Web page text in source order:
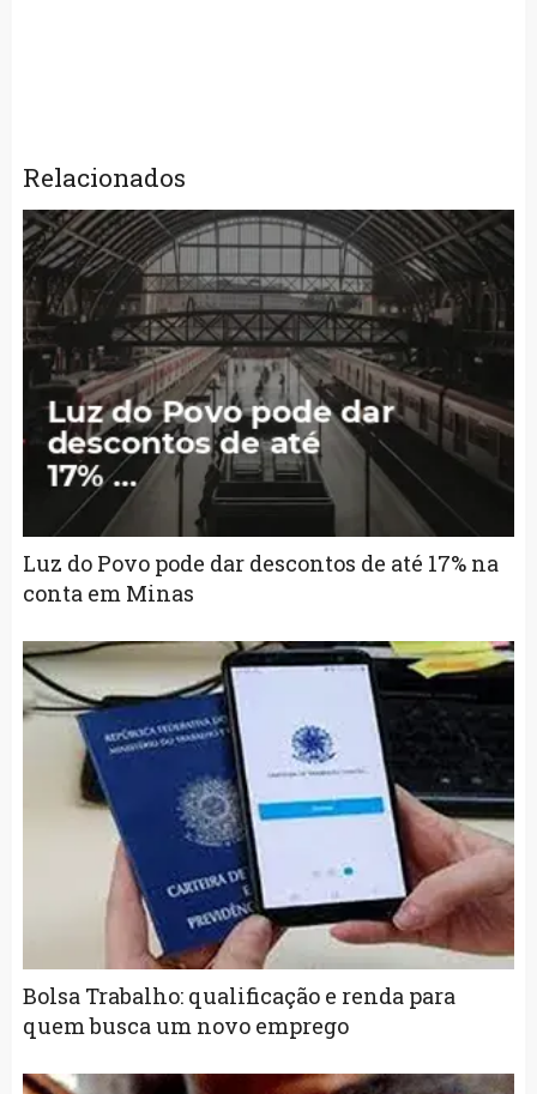
Relacionados
Luz do Povo pode dar descontos de até 17% na
conta em Minas
Bolsa Trabalho: qualificação e renda para
quem busca um novo emprego